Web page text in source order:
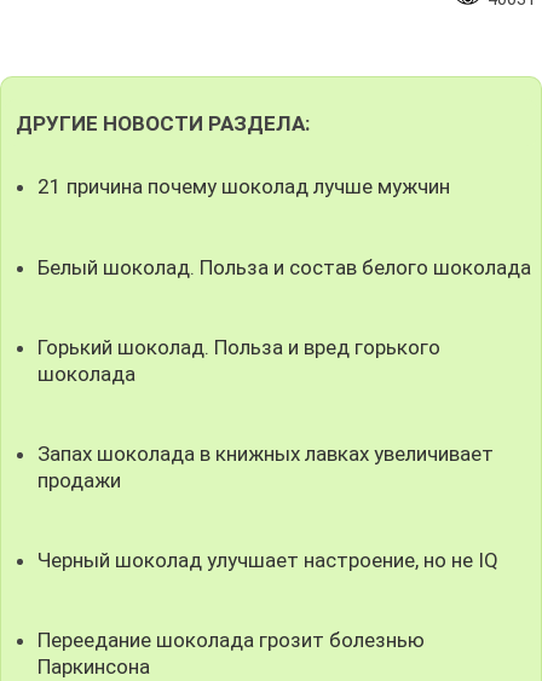
ДРУГИЕ НОВОСТИ РАЗДЕЛА:
21 причина почему шоколад лучше мужчин
Белый шоколад. Польза и состав белого шоколада
Горький шоколад. Польза и вред горького
шоколада
Запах шоколада в книжных лавках увеличивает
продажи
Черный шоколад улучшает настроение, но не IQ
Переедание шоколада грозит болезнью
Паркинсона